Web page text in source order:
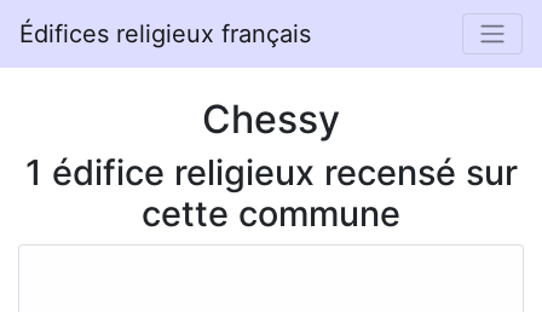
Édifices religieux français
Chessy
1 édifice religieux recensé sur
cette commune